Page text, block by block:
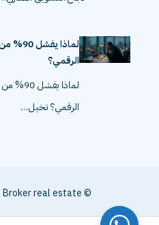
لماذا
الرقمي؟
لماذا
الرقمي؟ تخيل…
© All rights received, Broker real estate